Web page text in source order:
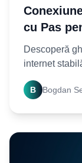
cu Pas
Descoperă
internet
internet!
B Bogdan